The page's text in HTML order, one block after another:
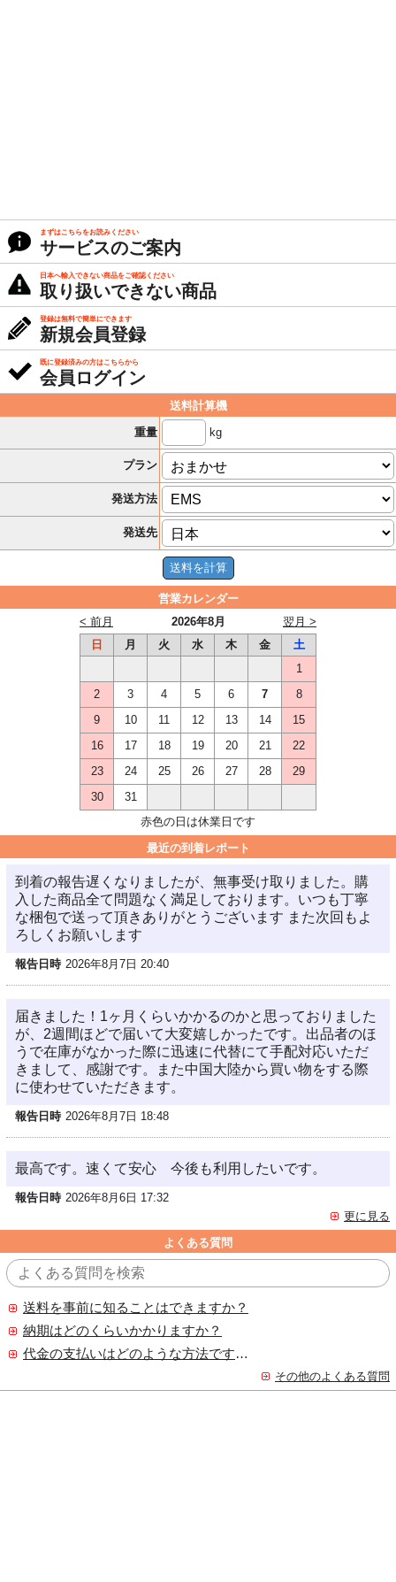
まずはこちらをお読みください
サービスのご案内
日本へ輸入できない商品をご確認ください
取り扱いできない商品
登録は無料で簡単にできます
新規会員登録
既に登録済みの方はこちらから
会員ログイン
送料計算機
重量
kg
プラン
発送方法
発送先
営業カレンダー
2026年8月
< 前月
翌月 >
日
月 火 水 木 金
土
1
2
3 4 5 6 7
8
9
10 11 12 13 14
15
16
17 18 19 20 21
22
23
24 25 26 27 28
29
30
31
赤色の日は休業日です
最近の到着レポート
到着の報告遅くなりましたが、無事受け取りました。購
入した商品全て問題なく満足しております。いつも丁寧
な梱包で送って頂きありがとうございます また次回もよ
ろしくお願いします
報告日時 2026年8月7日 20:40
届きました！1ヶ月くらいかかるのかと思っておりました
が、2週間ほどで届いて大変嬉しかったです。出品者のほ
うで在庫がなかった際に迅速に代替にて手配対応いただ
きまして、感謝です。また中国大陸から買い物をする際
に使わせていただきます。
報告日時 2026年8月7日 18:48
最高です。速くて安心 今後も利用したいです。
報告日時 2026年8月6日 17:32
更に見る
よくある質問
送料を事前に知ることはできますか？
納期はどのくらいかかりますか？
代金の支払いはどのような方法ですか？
その他のよくある質問